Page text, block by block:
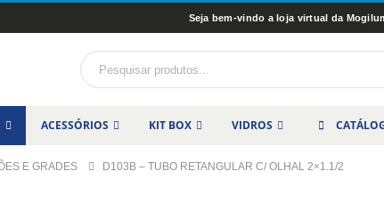
Seja bem-vindo a loja virtual da
ACESSÓRIOS KIT BOX VIDROS
E GRADES D103B – TUBO RETANGULAR C/ OLHAL 2×1.1/2